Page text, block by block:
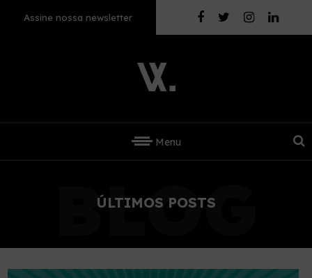
Assine nossa newsletter
Menu
BLOG
ÚLTIMOS POSTS